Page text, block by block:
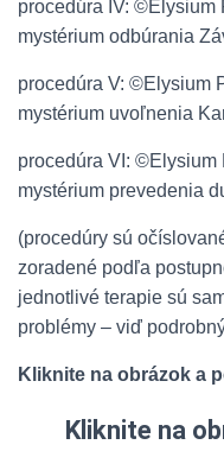
procedúra IV: ©Elysium
mystérium odbúrania
procedúra V: ©Elysium
mystérium uvoľnenia
procedúra VI:
mystérium prevedenia
(procedúry sú
zoradené podľa
jednotlivé terapie sú
problémy – viď
Kliknite na obrázok a
Kliknite na